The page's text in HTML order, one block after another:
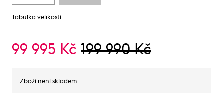
Tabulka velikostí
99 995 Kč 199 990 Kč
Zboží není skladem.